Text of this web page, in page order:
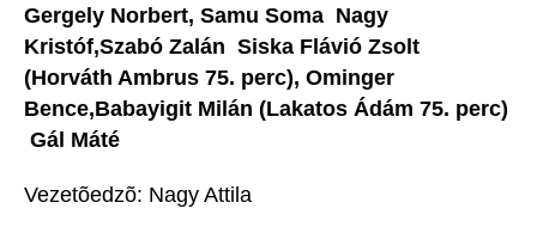
Gergely Norbert, Samu Soma  Nagy
Kristóf,Szabó Zalán  Siska Flávió Zsolt
(Horváth Ambrus 75. perc), Ominger
Bence,Babayigit Milán (Lakatos Ádám 75. perc)
 Gál Máté
Vezetõedzõ: Nagy Attila